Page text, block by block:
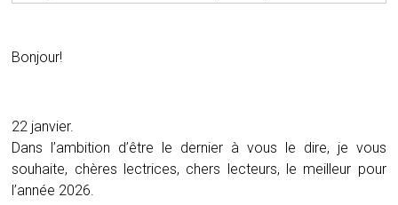
Bonjour!
22 janvier.
Dans l’ambition d’être le dernier à vous le dire, je vous
souhaite, chères lectrices, chers lecteurs, le meilleur pour
l’année 2026.